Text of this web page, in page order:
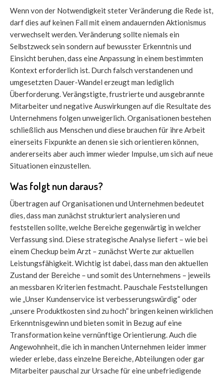
Wenn von der Notwendigkeit steter Veränderung die Rede ist,
darf dies auf keinen Fall mit einem andauernden Aktionismus
verwechselt werden. Veränderung sollte niemals ein
Selbstzweck sein sondern auf bewusster Erkenntnis und
Einsicht beruhen, dass eine Anpassung in einem bestimmten
Kontext erforderlich ist. Durch falsch verstandenen und
umgesetzten Dauer-Wandel erzeugt man lediglich
Überforderung. Verängstigte, frustrierte und ausgebrannte
Mitarbeiter und negative Auswirkungen auf die Resultate des
Unternehmens folgen unweigerlich. Organisationen bestehen
schließlich aus Menschen und diese brauchen für ihre Arbeit
einerseits Fixpunkte an denen sie sich orientieren können,
andererseits aber auch immer wieder Impulse, um sich auf neue
Situationen einzustellen.
Was folgt nun daraus?
Übertragen auf Organisationen und Unternehmen bedeutet
dies, dass man zunächst strukturiert analysieren und
feststellen sollte, welche Bereiche gegenwärtig in welcher
Verfassung sind. Diese strategische Analyse liefert – wie bei
einem Checkup beim Arzt – zunächst Werte zur aktuellen
Leistungsfähigkeit. Wichtig ist dabei, dass man den aktuellen
Zustand der Bereiche – und somit des Unternehmens – jeweils
an messbaren Kriterien festmacht. Pauschale Feststellungen
wie „Unser Kundenservice ist verbesserungswürdig“ oder
„unsere Produktkosten sind zu hoch“ bringen keinen wirklichen
Erkenntnisgewinn und bieten somit in Bezug auf eine
Transformation keine vernünftige Orientierung. Auch die
Angewohnheit, die ich in manchen Unternehmen leider immer
wieder erlebe, dass einzelne Bereiche, Abteilungen oder gar
Mitarbeiter pauschal zur Ursache für eine unbefriedigende